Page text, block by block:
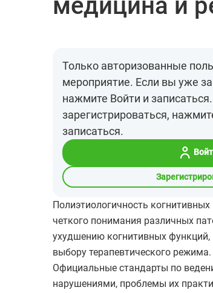
медицина и
Только авторизованные
мероприятие. Если вы уже
нажмите Войти и
зарегистрироваться,
записаться.
Полиэтиологичность
четкого понимания различных
ухудшению когнитивных функций,
выбору терапевтического режима.
Официальные стандарты по
нарушениями, проблемы их